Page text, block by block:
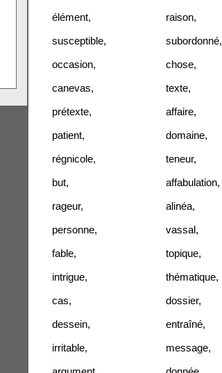
élément, raison,
susceptible, subordonné,
occasion, chose,
canevas, texte,
prétexte, affaire,
patient, domaine,
régnicole, teneur,
but, affabulation,
rageur, alinéa,
personne, vassal,
fable, topique,
intrigue, thématique,
cas, dossier,
dessein, entraîné,
irritable, message,